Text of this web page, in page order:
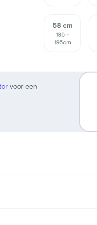
58 cm
185 -
195cm
voor een